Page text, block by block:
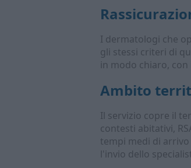
I dermatologi che
gli stessi criteri di
in modo chiaro,
Ambito
Il servizio copre il
contesti abitativi,
tempi medi di
l'invio dello